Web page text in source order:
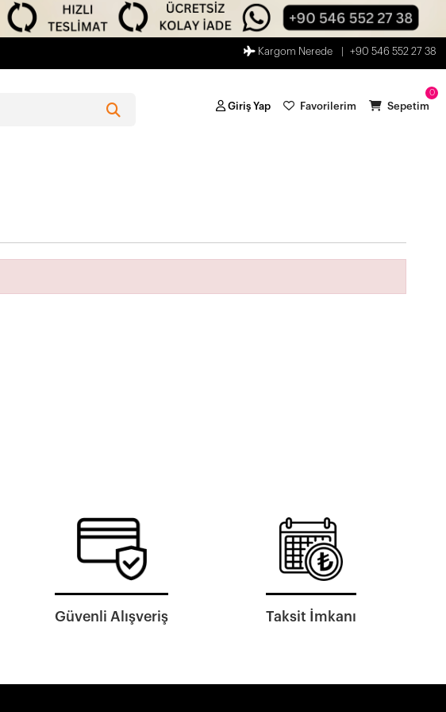
Kargom Nerede +90 546 552 27 38
Giriş Yap Favorilerim
0
Sepetim
Güvenli Alışveriş Taksit İmkanı